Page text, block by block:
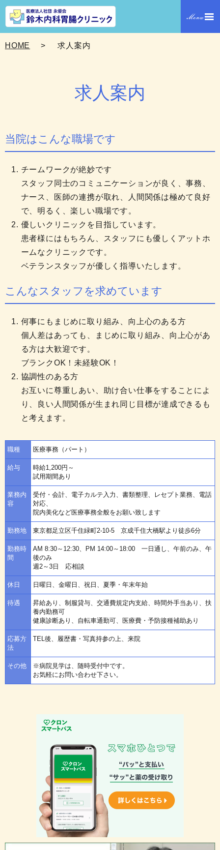
HOME 求人案内
求人案内
当院はこんな職場です
チームワークが絶妙です
スタッフ同士のコミュニケーションが良く、事務、
ナース、医師の連携が取れ、人間関係は極めて良好
で、明るく、楽しい職場です。
優しいクリニックを目指しています。
患者様にはもちろん、スタッフにも優しくアットホ
ームなクリニックです。
ベテランスタッフが優しく指導いたします。
こんなスタッフを求めています
何事にもまじめに取り組み、向上心のある方
個人差はあっても、まじめに取り組み、向上心があ
る方は大歓迎です。
ブランクOK！未経験OK！
協調性のある方
お互いに尊重しあい、助け合い仕事をすることによ
り、良い人間関係が生まれ同じ目標が達成できるも
と考えます。
職種 医療事務（パート）
給与
時給1,200円～
試用期間あり
業務内
容
受付・会計、電子カルテ入力、書類整理、レセプト業務、電話
対応、
院内美化など医療事務全般をお願い致します
勤務地 東京都足立区千住緑町2-10-5 京成千住大橋駅より徒歩6分
勤務時
間
AM 8:30～12:30、PM 14:00～18:00 一日通し、午前のみ、午
後のみ
週2～3日 応相談
休日 日曜日、金曜日、祝日、夏季・年末年始
待遇
昇給あり、制服貸与、交通費規定内支給、時間外手当あり、扶
養内勤務可
健康診断あり、自転車通勤可、医療費・予防接種補助あり
応募方
法
TEL後、履歴書・写真持参の上、来院
その他
※病院見学は、随時受付中です。
お気軽にお問い合わせ下さい。